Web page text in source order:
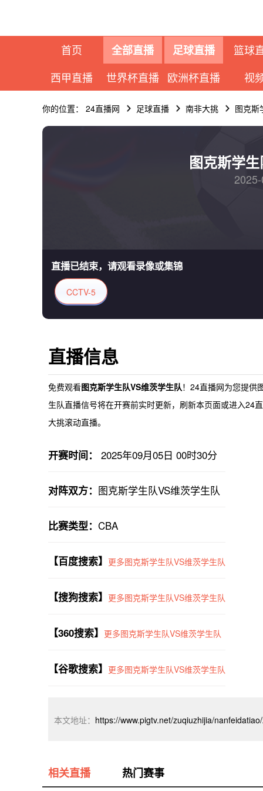
首页 全部直播 足球直播
篮球
西甲直播
世界杯直播 欧洲杯直播 视
你的位置： 24直播网 足球直播 南非大挑 图克斯
图克斯学
直播已结束，请观看录像或集锦
CCTV-5
直播信息
免费观看图克斯学生队VS维茨学生队！24直播网为您提供
生队直播信号将在开赛前实时更新，刷新本页面或进入24
大挑滚动直播。
开赛时间： 2025年09月05日 00时30分
对阵双方： 图克斯学生队VS维茨学生队
比赛类型： CBA
【百度搜索】 更多图克斯学生队VS维茨学生队
【搜狗搜索】 更多图克斯学生队VS维茨学生队
【360搜索】 更多图克斯学生队VS维茨学生队
【谷歌搜索】 更多图克斯学生队VS维茨学生队
本文地址： https://www.pigtv.net/zuqiuzhijia/
相关直播 热门赛事